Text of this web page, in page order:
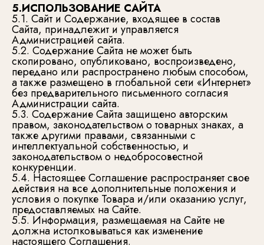
5.ИСПОЛЬЗОВАНИЕ САЙТА
5.1. Сайт и Содержание, входящее в состав
Сайта, принадлежит и управляется
Администрацией сайта.
5.2. Содержание Сайта не может быть
скопировано, опубликовано, воспроизведено,
передано или распространено любым способом,
а также размещено в глобальной сети «Интернет»
без предварительного письменного согласия
Администрации сайта.
5.3. Содержание Сайта защищено авторским
правом, законодательством о товарных знаках, а
также другими правами, связанными с
интеллектуальной собственностью, и
законодательством о недобросовестной
конкуренции.
5.4. Настоящее Соглашение распространяет свое
действия на все дополнительные положения и
условия о покупке Товара и/или оказанию услуг,
предоставляемых на Сайте.
5.5. Информация, размещаемая на Сайте не
должна истолковываться как изменение
настоящего Соглашения.